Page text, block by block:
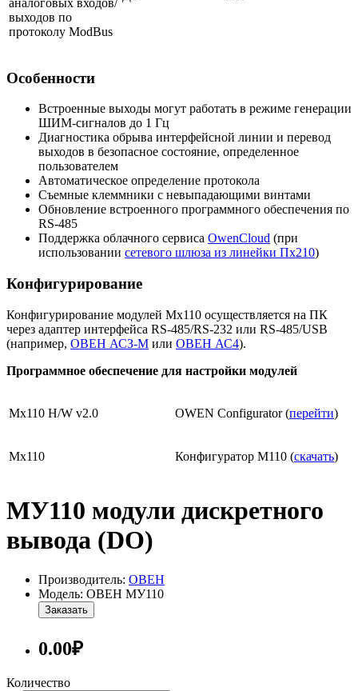
выходов по
протоколу ModBus
Особенности
Встроенные выходы могут работать в режиме генерации
ШИМ-сигналов до 1 Гц
Диагностика обрыва интерфейсной линии и перевод
выходов в безопасное состояние, определенное
пользователем
Автоматическое определение протокола
Съемные клеммники с невыпадающими винтами
Обновление встроенного программного обеспечения по
RS-485
Поддержка облачного сервиса OwenCloud (при
использовании сетевого шлюза из линейки Пх210)
Конфигурирование
Конфигурирование модулей Мх110 осуществляется на ПК
через адаптер интерфейса RS-485/RS-232 или RS-485/USB
(например, ОВЕН АСЗ-М или ОВЕН АС4).
Программное обеспечение для настройки модулей
Mx110 H/W v2.0 OWEN Configurator (перейти)
Mx110 Конфигуратор М110 (скачать)
МУ110 модули дискретного
вывода (DO)
Производитель: ОВЕН
Модель: ОВЕН МУ110
Заказать
0.00₽
Количество